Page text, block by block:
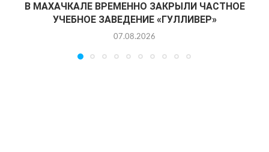
В МАХАЧКАЛЕ ВРЕМЕННО ЗАКРЫЛИ ЧАСТНОЕ
УЧЕБНОЕ ЗАВЕДЕНИЕ «ГУЛЛИВЕР»
07.08.2026